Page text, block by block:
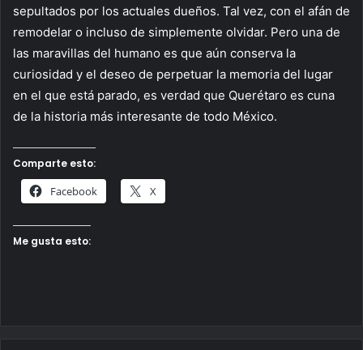
sepultados por los actuales dueños. Tal vez, con el afán de
remodelar o incluso de simplemente olvidar. Pero una de
las maravillas del humano es que aún conserva la
curiosidad y el deseo de perpetuar la memoria del lugar
en el que está parado, es verdad que Querétaro es cuna
de la historia más interesante de todo México.
Comparte esto:
Facebook X
Me gusta esto: